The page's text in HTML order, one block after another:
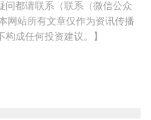
问都请联系（联系（微信公众
网站所有文章仅作为资讯传播
成任何投资建议。】